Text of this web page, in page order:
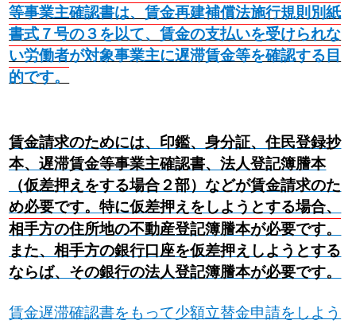
等事業主確認書は、賃金再建補償法施行規則別紙
書式７号の３を以て、賃金の支払いを受けられな
い労働者が対象事業主に遅滞賃金等を確認する目
的です。
賃金請求のためには、印鑑、身分証、住民登録抄
本、遅滞賃金等事業主確認書、法人登記簿謄本
（仮差押えをする場合２部）などが賃金請求のた
め必要です。特に仮差押えをしようとする場合、
相手方の住所地の不動産登記簿謄本が必要です。
また、相手方の銀行口座を仮差押えしようとする
ならば、その銀行の法人登記簿謄本が必要です。
賃金遅滞確認書をもって少額立替金申請をしよう